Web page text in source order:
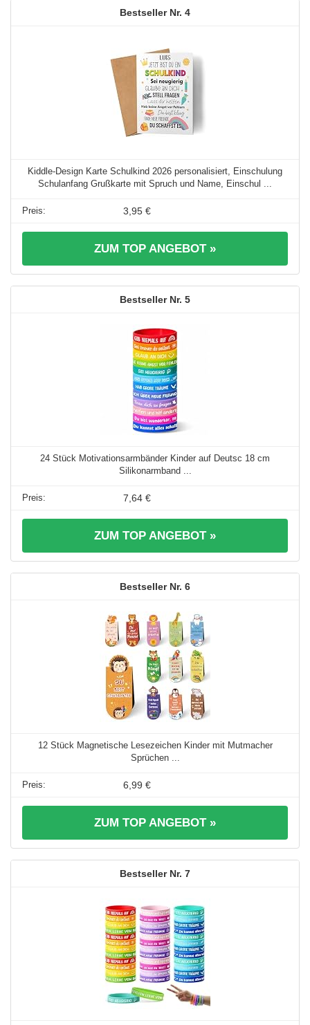
4
Kiddle-Design Karte Schulkind 2026 personalisiert, Einschulung
Schulanfang Grußkarte mit Spruch und Name, Einschul ...
3,95 €
ZUM TOP ANGEBOT »
5
24 Stück Motivationsarmbänder Kinder auf Deutsc 18 cm
Silikonarmband ...
7,64 €
ZUM TOP ANGEBOT »
6
12 Stück Magnetische Lesezeichen Kinder mit Mutmacher
Sprüchen ...
6,99 €
ZUM TOP ANGEBOT »
7